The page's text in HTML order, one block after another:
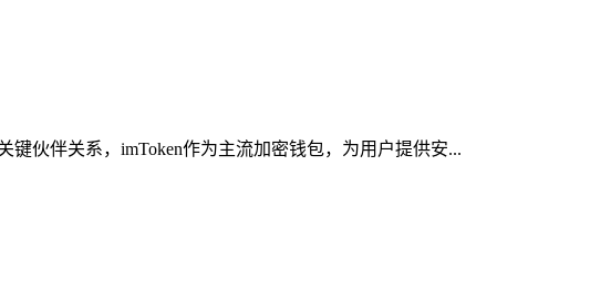
伙伴关系，imToken作为主流加密钱包，为用户提供安...